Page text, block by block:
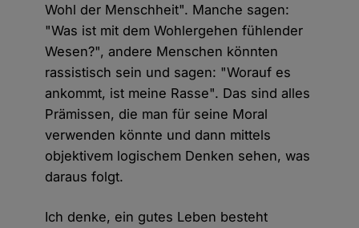
Wohl der Menschheit". Manche sagen:
"Was ist mit dem Wohlergehen fühlender
Wesen?", andere Menschen könnten
rassistisch sein und sagen: "Worauf es
ankommt, ist meine Rasse". Das sind alles
Prämissen, die man für seine Moral
verwenden könnte und dann mittels
objektivem logischem Denken sehen, was
daraus folgt.
Ich denke, ein gutes Leben besteht